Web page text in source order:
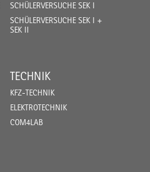
SCHÜLERVERSUCHE SEK I
SCHÜLERVERSUCHE SEK I +
SEK II
TECHNIK
KFZ-TECHNIK
ELEKTROTECHNIK
COM4LAB